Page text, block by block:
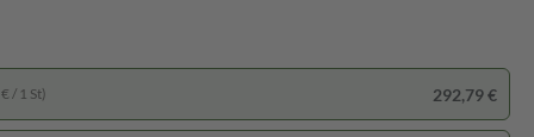
/ 1 St) 292,79 €